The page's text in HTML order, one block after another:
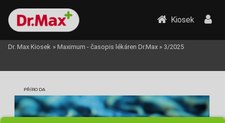
PŘÍRODA
Kiosek
Dr. Max Kiosek » Maximum - časopis lékáren Dr.Max » 3/2025